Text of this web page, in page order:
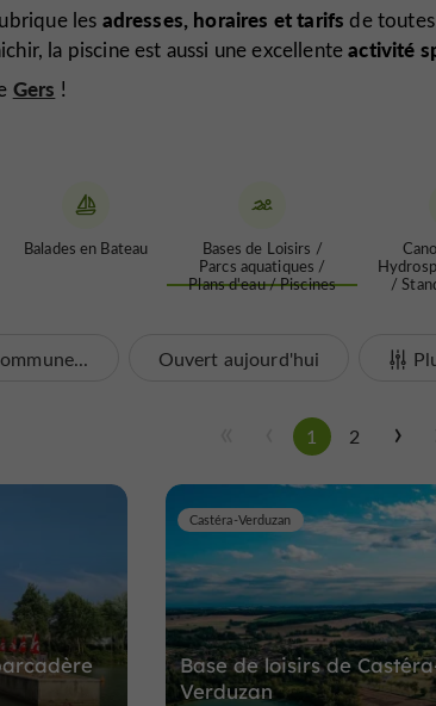
les adresses, horaires et tarifs de
la piscine est aussi une excellenteactivité
Gers !
Balades en Bateau
Bases de Loisirs /
Parcs aquatiques /
Plans d'eau / Piscines
/
Ouvert aujourd'hui
1 2
Base de loisirs de
Verduzan
Castéra-Verduzan